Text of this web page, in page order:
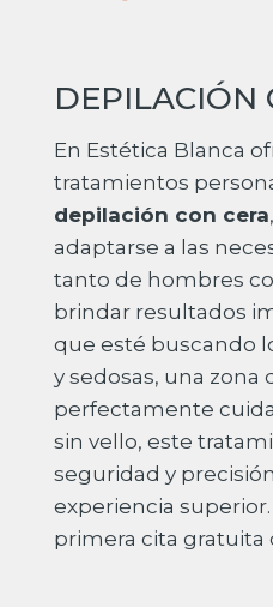
DEPILACIÓN
En Estética Blanca
tratamientos
depilación con cera
adaptarse a las
tanto de hombres
brindar resultados
que esté buscando
y sedosas, una zona
perfectamente
sin vello, este
seguridad y
experiencia
primera cita gratuita